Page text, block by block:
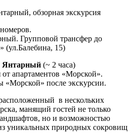
обзорная экскурсия
Групповой трансфер до
(ул.Балебина, 15)
Янтарный (~ 2 часа)
от апартаментов «Морской».
«Морской» после экскурсии.
в нескольких
манящий гостей не только
но и возможностью
уникальных природных сокровищ